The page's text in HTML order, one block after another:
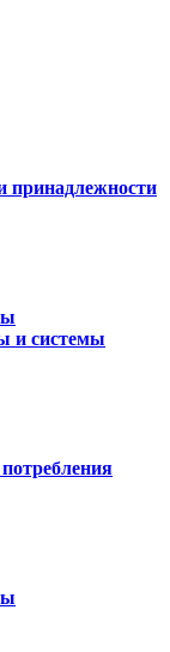
принадлежности
и системы